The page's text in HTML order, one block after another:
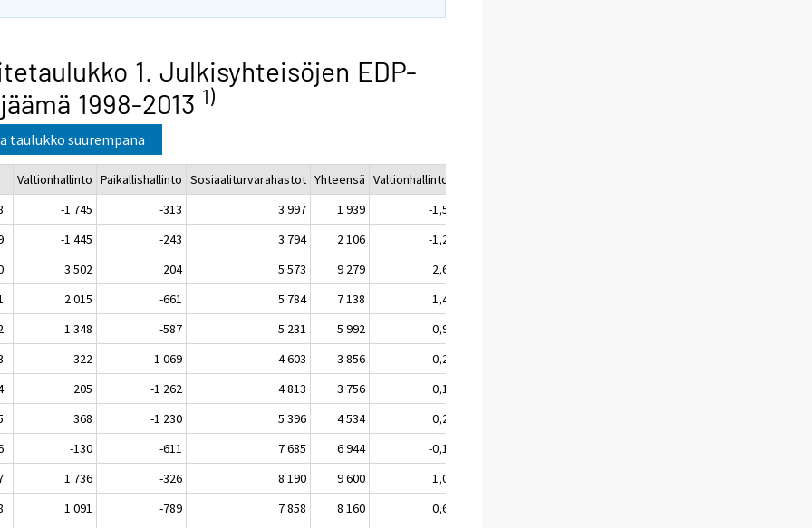
1. Julkisyhteisöjen EDP-
1998-2013 1)
taulukko suurempana
Valtionhallinto Paikallishallinto Sosiaaliturvarahastot Yhteensä Valtionhallinto
-1 745 -313 3 997 1 939 -1,5
-1 445 -243 3 794 2 106 -1,2
3 502 204 5 573 9 279 2,6
2 015 -661 5 784 7 138 1,4
1 348 -587 5 231 5 992 0,9
322 -1 069 4 603 3 856 0,2
205 -1 262 4 813 3 756 0,1
368 -1 230 5 396 4 534 0,2
-130 -611 7 685 6 944 -0,1
1 736 -326 8 190 9 600 1,0
1 091 -789 7 858 8 160 0,6